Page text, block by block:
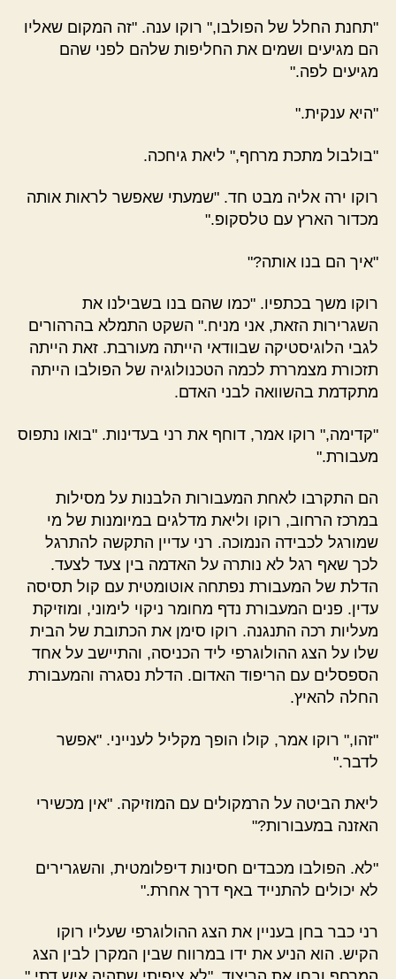
"תחנת החלל של הפולבו," רוקו ענה. "זה המקום שאליו
הם מגיעים ושמים את החליפות שלהם לפני שהם
מגיעים לפה."
"היא ענקית."
"בולבול מתכת מרחף," ליאת גיחכה.
רוקו ירה אליה מבט חד. "שמעתי שאפשר לראות אותה
מכדור הארץ עם טלסקופ."
"איך הם בנו אותה?"
רוקו משך בכתפיו. "כמו שהם בנו בשבילנו את
השגרירות הזאת, אני מניח." השקט התמלא בהרהורים
לגבי הלוגיסטיקה שבוודאי הייתה מעורבת. זאת הייתה
תזכורת מצמררת לכמה הטכנולוגיה של הפולבו הייתה
מתקדמת בהשוואה לבני האדם.
"קדימה," רוקו אמר, דוחף את רני בעדינות. "בואו נתפוס
מעבורת."
הם התקרבו לאחת המעבורות הלבנות על מסילות
במרכז הרחוב, רוקו וליאת מדלגים במיומנות של מי
שמורגל לכבידה הנמוכה. רני עדיין התקשה להתרגל
לכך שאף רגל לא נותרה על האדמה בין צעד לצעד.
הדלת של המעבורת נפתחה אוטומטית עם קול תסיסה
עדין. פנים המעבורת נדף מחומר ניקוי לימוני, ומוזיקת
מעליות רכה התנגנה. רוקו סימן את הכתובת של הבית
שלו על הצג ההולוגרפי ליד הכניסה, והתיישב על אחד
הספסלים עם הריפוד האדום. הדלת נסגרה והמעבורת
החלה להאיץ.
"זהו," רוקו אמר, קולו הופך מקליל לענייני. "אפשר
לדבר."
ליאת הביטה על הרמקולים עם המוזיקה. "אין מכשירי
האזנה במעבורות?"
"לא. הפולבו מכבדים חסינות דיפלומטית, והשגרירים
לא יכולים להתנייד באף דרך אחרת."
רני כבר בחן בעניין את הצג ההולוגרפי שעליו רוקו
הקיש. הוא הניע את ידו במרווח שבין המקרן לבין הצג